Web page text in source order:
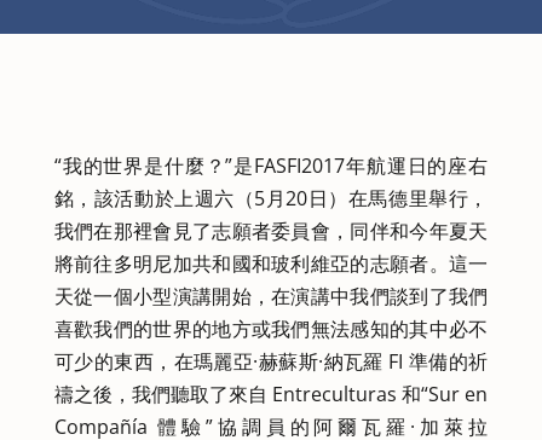
“我的世界是什麼？”是FASFI2017年航運日的座右
銘，該活動於上週六（5月20日）在馬德里舉行，
我們在那裡會見了志願者委員會，同伴和今年夏天
將前往多明尼加共和國和玻利維亞的志願者。這一
天從一個小型演講開始，在演講中我們談到了我們
喜歡我們的世界的地方或我們無法感知的其中必不
可少的東西，在瑪麗亞·赫蘇斯·納瓦羅 FI 準備的祈
禱之後，我們聽取了來自 Entreculturas 和“Sur en
Compañía 體驗”協調員的阿爾瓦羅·加萊拉